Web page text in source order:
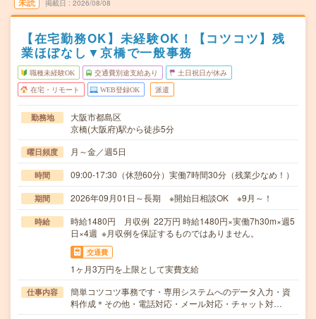
掲載日 2026/08/08
【在宅勤務OK】未経験OK！【コツコツ】残
業ほぼなし▼京橋で一般事務
職種未経験OK 交通費別途支給あり 土日祝日が休み
在宅・リモート WEB登録OK 派遣
勤務地
大阪市都島区
京橋(大阪府)駅から徒歩5分
曜日頻度 月～金／週5日
時間 09:00-17:30（休憩60分）実働7時間30分（残業少なめ！）
期間 2026年09月01日～長期 ※開始日相談OK ※9月～！
時給
時給1480円 月収例 22万円 時給1480円×実働7h30m×週5
日×4週 ※月収例を保証するものではありません。
交通費
1ヶ月3万円を上限として実費支給
仕事内容
簡単コツコツ事務です・専用システムへのデータ入力・資
料作成＊その他・電話対応・メール対応・チャット対…